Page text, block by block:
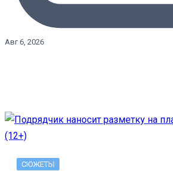
Авг 6, 2026
СЮЖЕТЫ